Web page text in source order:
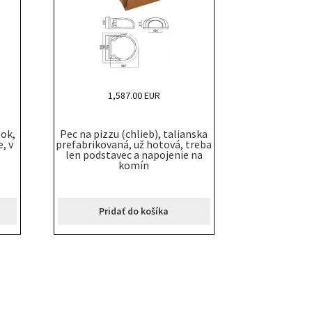
v
Pec na pizzu (chlieb), talianska
prefabrikovaná, už hotová, treba
len podstavec a napojenie na
komín
1,587.00 EUR
Pridať do košíka